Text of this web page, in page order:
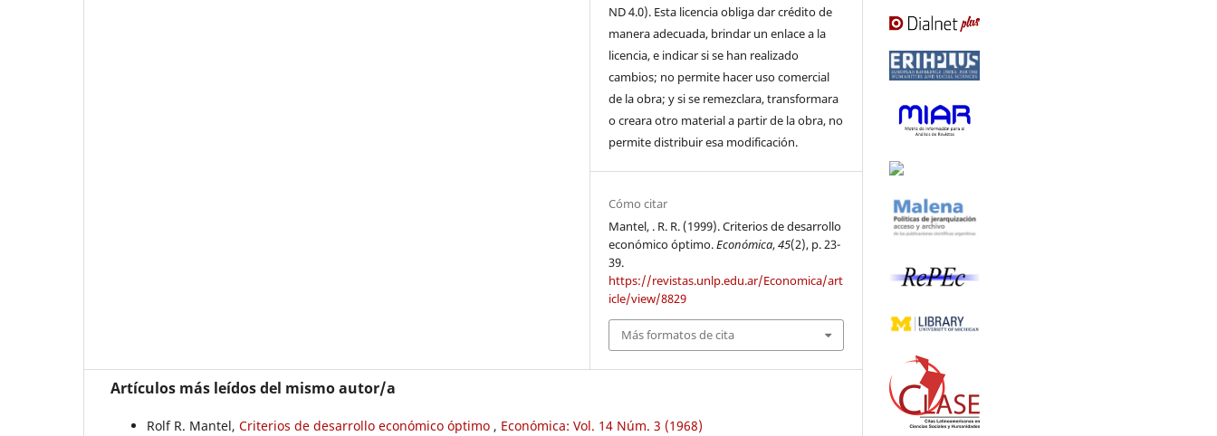
ND 4.0). Esta licencia obliga dar crédito de
manera adecuada, brindar un enlace a la
licencia, e indicar si se han realizado
cambios; no permite hacer uso comercial
de la obra; y si se remezclara, transformara
o creara otro material a partir de la obra, no
permite distribuir esa modificación.
Cómo citar
Mantel, . R. R. (1999). Criterios de desarrollo
económico óptimo.Económica,45(2), p. 23-
39.
https://revistas.unlp.edu.ar/Economica/art
icle/view/8829
Más formatos de cita
Artículos más leídos del mismo autor/a
Rolf R. Mantel, Criterios de desarrollo económico óptimo , Económica: Vol. 14 Núm. 3 (1968)